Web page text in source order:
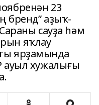
23
бренд” аҙыҡ-
сауҙа һәм
яҡлау
ярҙамында
ауыл хужалығы